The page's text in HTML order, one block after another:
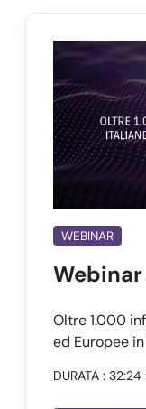
WEBINAR
Oltre 1.000
ed Europee
DURATA : 32:24